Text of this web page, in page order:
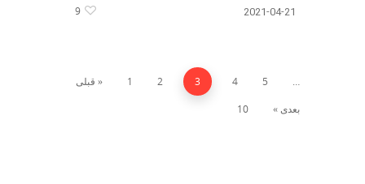
2021-04-21
9
« قبلی 1 2 3 4 5
…
10
بعدی »